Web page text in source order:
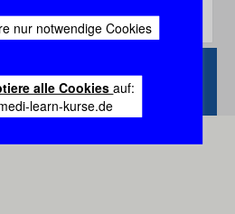
nur notwendige Cookies
alle Cookiesauf:
learn-kurse.de
Vertrag
widerrufen